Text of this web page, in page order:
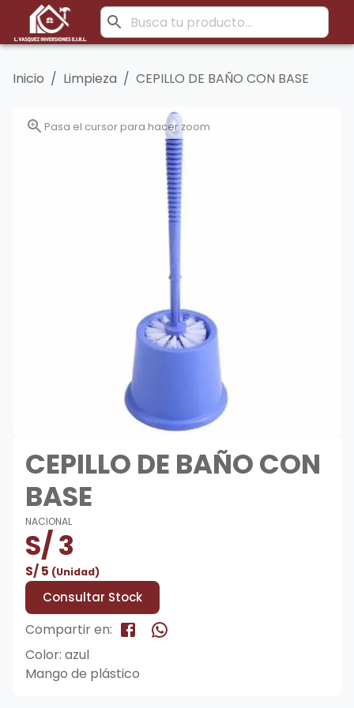
Inicio / Limpieza / CEPILLO DE BAÑO CON BASE
Pasa el cursor para hacer zoom
CEPILLO DE BAÑO CON
BASE
NACIONAL
S/3
S/5 (Unidad)
Consultar Stock
Compartir en:
Color: azul